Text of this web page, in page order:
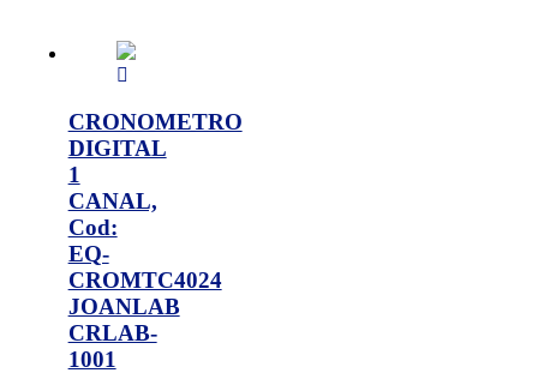
CRONOMETRO
DIGITAL
1
CANAL,
Cod:
EQ-
CROMTC4024
JOANLAB
CRLAB-
1001